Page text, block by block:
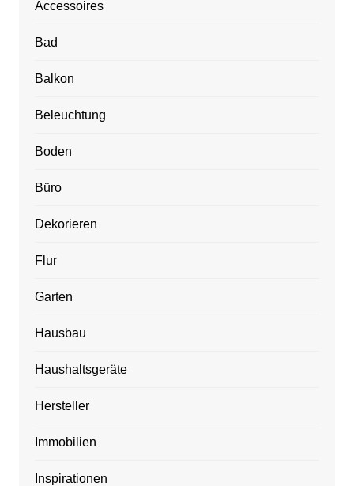
Accessoires
Bad
Balkon
Beleuchtung
Boden
Büro
Dekorieren
Flur
Garten
Hausbau
Haushaltsgeräte
Hersteller
Immobilien
Inspirationen